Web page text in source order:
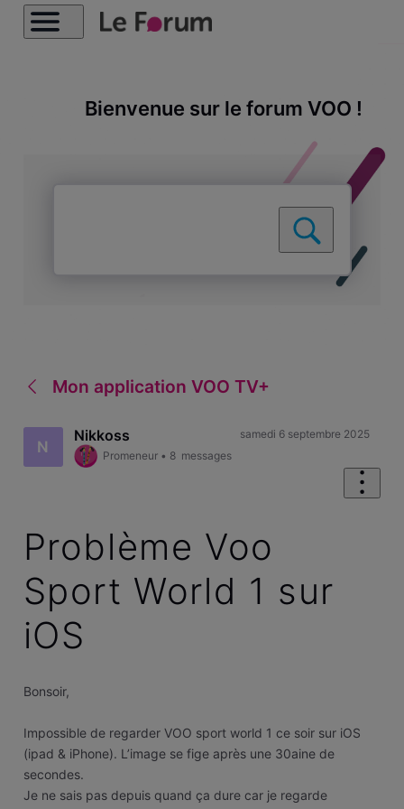
Bienvenue sur le forum VOO !
Mon application VOO TV+
N
Nikkoss
Promeneur • 8 messages
samedi 6 septembre 2025
Problème Voo
Sport World 1 sur
iOS
Bonsoir,
Impossible de regarder VOO sport world 1 ce soir sur iOS
(ipad & iPhone). L’image se fige après une 30aine de
secondes.
Je ne sais pas depuis quand ça dure car je regarde